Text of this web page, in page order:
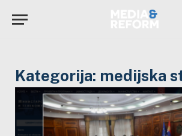
Kategorija: medijska